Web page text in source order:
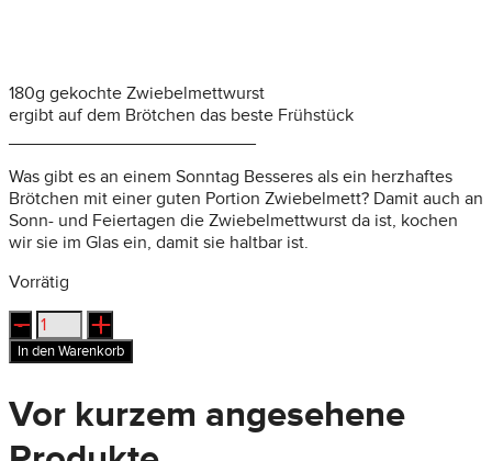
180g gekochte Zwiebelmettwurst
ergibt auf dem Brötchen das beste Frühstück
Was gibt es an einem Sonntag Besseres als ein herzhaftes
Brötchen mit einer guten Portion Zwiebelmett? Damit auch an
Sonn- und Feiertagen die Zwiebelmettwurst da ist, kochen
wir sie im Glas ein, damit sie haltbar ist.
Vorrätig
Gekochte
Zwiebelmettwurst
Menge
In den Warenkorb
Vor kurzem angesehene